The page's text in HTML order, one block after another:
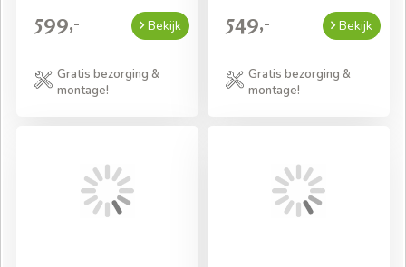
599,- Bekijk
Gratis bezorging &
montage!
549,- Bekijk
Gratis bezorging &
montage!